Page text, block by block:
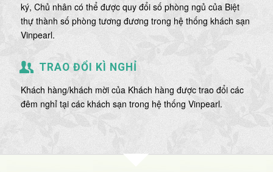
ký, Chủ nhân có thể được quy đổi số phòng ngủ của Biệt
thự thành số phòng tương đương trong hệ thống khách sạn
Vinpearl.
TRAO ĐỔI KÌ NGHỈ
Khách hàng/khách mời của Khách hàng được trao đổi các
đêm nghỉ tại các khách sạn trong hệ thống Vinpearl.